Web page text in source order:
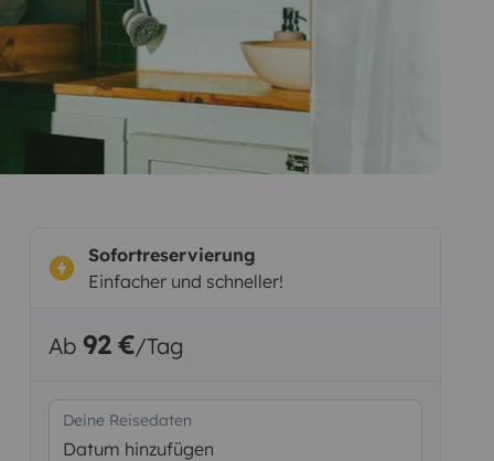
Sofortreservierung
Einfacher und schneller!
Ab 92 €/Tag
Deine Reisedaten
Datum hinzufügen